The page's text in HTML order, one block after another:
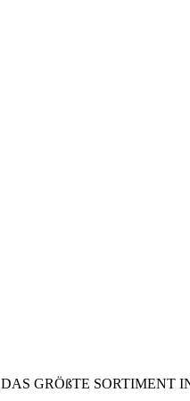
DAS GRÖßTE SORTIMENT